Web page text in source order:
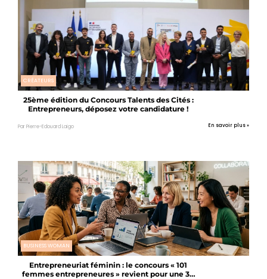
CRÉATEURS
25ème édition du Concours Talents des Cités :
Entrepreneurs, déposez votre candidature !
Par Pierre-Edouard Laigo En savoir plus »
BUSINESS WOMAN
Entrepreneuriat féminin : le concours « 101
femmes entrepreneures » revient pour une 3e